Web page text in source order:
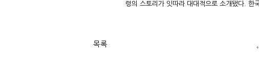
령의 스토리가 잇따라 대대적으로 소개됐다. 한
목록